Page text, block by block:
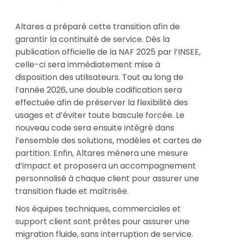
Altares a préparé cette transition afin de
garantir la continuité de service. Dès la
publication officielle de la NAF 2025 par l’INSEE,
celle-ci sera immédiatement mise à
disposition des utilisateurs. Tout au long de
l’année 2026, une double codification sera
effectuée afin de préserver la flexibilité des
usages et d’éviter toute bascule forcée. Le
nouveau code sera ensuite intégré dans
l’ensemble des solutions, modèles et cartes de
partition. Enfin, Altares mènera une mesure
d’impact et proposera un accompagnement
personnalisé à chaque client pour assurer une
transition fluide et maîtrisée.
Nos équipes techniques, commerciales et
support client sont prêtes pour assurer une
migration fluide, sans interruption de service.